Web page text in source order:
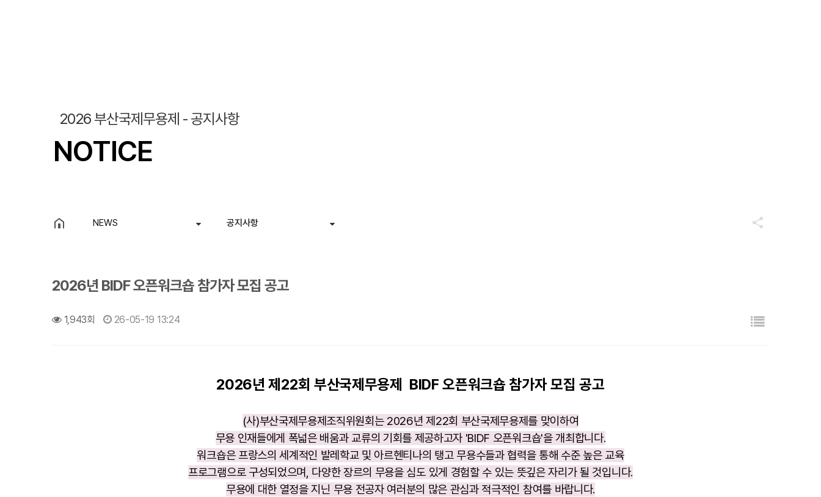
2026 부산국제무용제 - 공지사항
NOTICE
NEWS 공지사항
2026년 BIDF 오픈워크숍 참가자 모집 공고
1,943회 26-05-19 13:24
2026년 제22회 부산국제무용제 BIDF 오픈워크숍 참가자 모집 공고
(사)부산국제무용제조직위원회는 2026년 제22회 부산국제무용제 ​를 맞이하여
무용 인재들에게 폭넓은 배움과 교류의 기회를 제공하고자 'BIDF 오픈워크숍'을 개최합니다.
워크숍은 프랑스의 세계적인 발레학교 및 아르헨티나의 탱고 무용수들과 협력을 통해 수준 높은 교육
프로그램으로 구성되었으며, 다양한 장르의 무용을 심도 있게 경험할 수 있는 뜻깊은 자리가 될 것입니다.
무용에 대한 열정을 지닌 무용 전공자 여러분의 많은 관심과 적극적인 참여를 바랍니다.